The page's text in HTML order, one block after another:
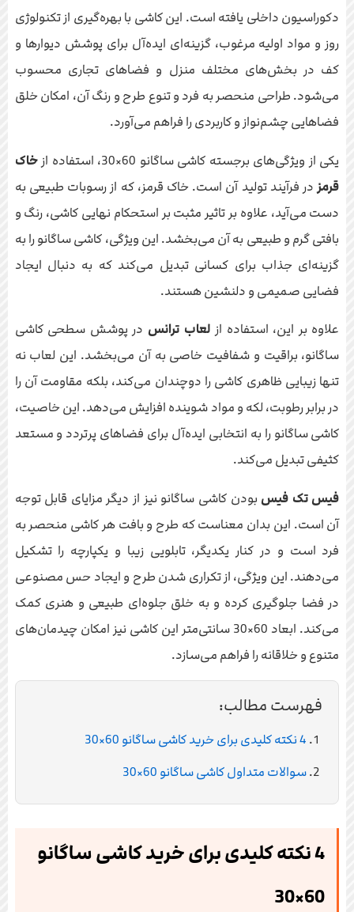
دکوراسیون داخلی یافته است. این کاشی با بهره‌گیری از تکنولوژی
روز و مواد اولیه مرغوب، گزینه‌ای ایده‌آل برای پوشش دیوارها و
کف در بخش‌های مختلف منزل و فضاهای تجاری محسوب
می‌شود. طراحی منحصر به فرد و تنوع طرح و رنگ آن، امکان خلق
فضاهایی چشم‌نواز و کاربردی را فراهم می‌آورد.
یکی از ویژگی‌های برجسته کاشی ساگانو 60×30، استفاده از
خاک
قرمزدر فرآیند تولید آن است. خاک قرمز، که از رسوبات طبیعی به
دست می‌آید، علاوه بر تاثیر مثبت بر استحکام نهایی کاشی، رنگ و
بافتی گرم و طبیعی به آن می‌بخشد. این ویژگی، کاشی ساگانو را به
گزینه‌ای جذاب برای کسانی تبدیل می‌کند که به دنبال ایجاد
فضایی صمیمی و دلنشین هستند.
علاوه بر این، استفاده از لعاب ترانس در پوشش سطحی کاشی
ساگانو، براقیت و شفافیت خاصی به آن می‌بخشد. این لعاب نه
تنها زیبایی ظاهری کاشی را دوچندان می‌کند، بلکه مقاومت آن را
در برابر رطوبت، لکه و مواد شوینده افزایش می‌دهد. این خاصیت،
کاشی ساگانو را به انتخابی ایده‌آل برای فضاهای پرتردد و مستعد
کثیفی تبدیل می‌کند.
فیس تک فیس بودن کاشی ساگانو نیز از دیگر مزایای قابل توجه
آن است. این بدان معناست که طرح و بافت هر کاشی منحصر به
فرد است و در کنار یکدیگر، تابلویی زیبا و یکپارچه را تشکیل
می‌دهند. این ویژگی، از تکراری شدن طرح و ایجاد حس مصنوعی
در فضا جلوگیری کرده و به خلق جلوه‌ای طبیعی و هنری کمک
می‌کند. ابعاد 60×30 سانتی‌متر این کاشی نیز امکان چیدمان‌های
متنوع و خلاقانه را فراهم می‌سازد.
فهرست مطالب:
4 نکته کلیدی برای خرید کاشی ساگانو 60×30
سوالات متداول کاشی ساگانو 60×30
4 نکته کلیدی برای خرید کاشی ساگانو
60×30